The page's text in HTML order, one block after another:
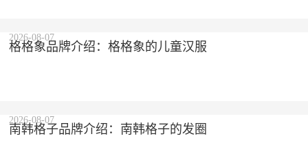
格格象品牌介绍：格格象的儿童汉服
2026-08-07
南韩格子品牌介绍：南韩格子的发圈
2026-08-07